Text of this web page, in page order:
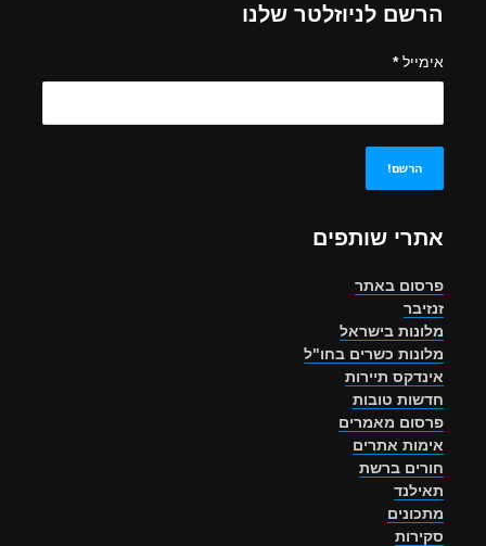
הרשם לניוזלטר שלנו
אימייל*
אתרי שותפים
פרסום באתר
זנזיבר
מלונות בישראל
מלונות כשרים בחו"ל
אינדקס תיירות
חדשות טובות
פרסום מאמרים
אימות אתרים
חורים ברשת
תאילנד
מתכונים
סקירות